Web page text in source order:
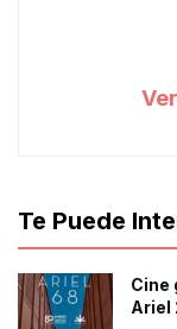
Te Puede
Cine
Ariel